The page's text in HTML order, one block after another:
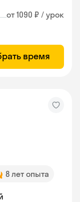
от 1090 ₽ / урок
время
8 лет опыта